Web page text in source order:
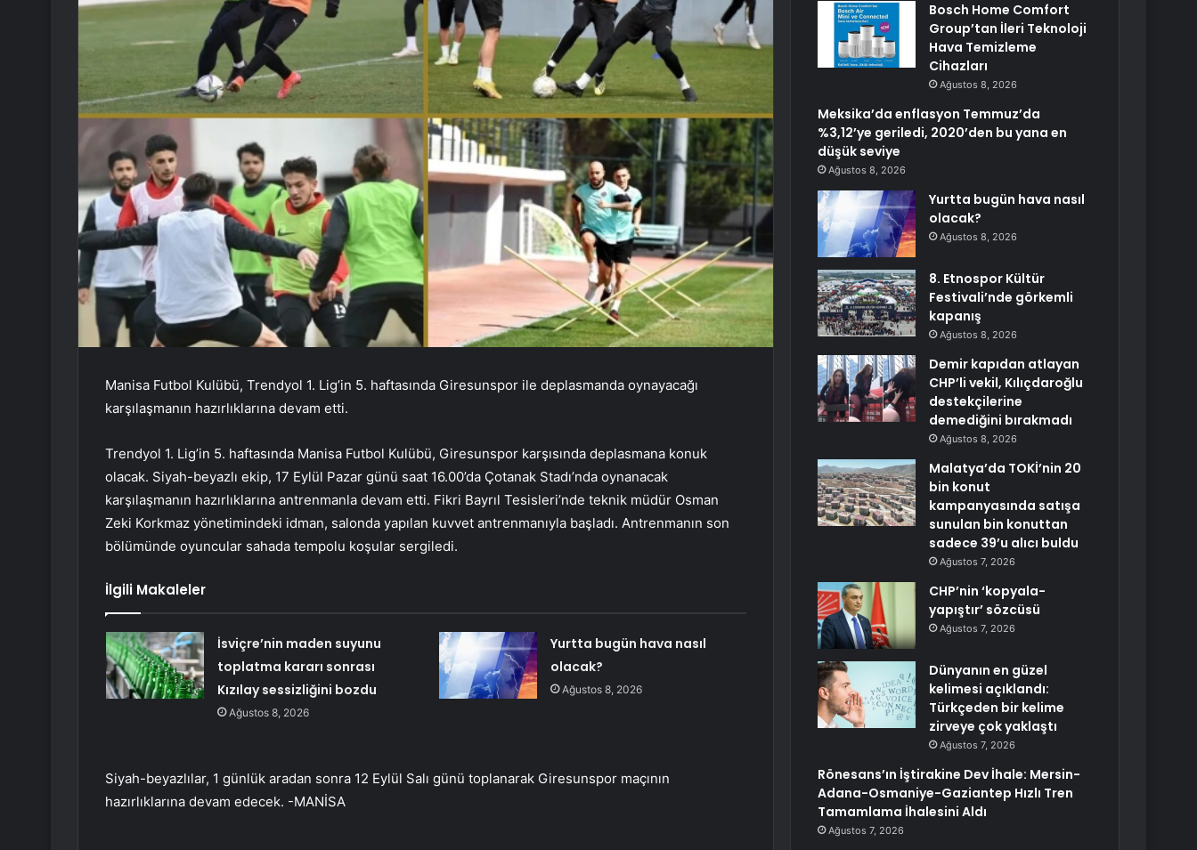
Manisa Futbol Kulübü, Trendyol 1. Lig’in 5. haftasında Giresunspor ile deplasmanda oynayacağı
karşılaşmanın hazırlıklarına devam etti.
Trendyol 1. Lig’in 5. haftasında Manisa Futbol Kulübü, Giresunspor karşısında deplasmana konuk
olacak. Siyah-beyazlı ekip, 17 Eylül Pazar günü saat 16.00’da Çotanak Stadı’nda oynanacak
karşılaşmanın hazırlıklarına antrenmanla devam etti. Fikri Bayrıl Tesisleri’nde teknik müdür Osman
Zeki Korkmaz yönetimindeki idman, salonda yapılan kuvvet antrenmanıyla başladı. Antrenmanın son
bölümünde oyuncular sahada tempolu koşular sergiledi.
İlgili Makaleler
İsviçre’nin maden suyunu
toplatma kararı sonrası
Kızılay sessizliğini bozdu
Ağustos 8, 2026
Yurtta bugün hava nasıl
olacak?
Ağustos 8, 2026
Siyah-beyazlılar, 1 günlük aradan sonra 12 Eylül Salı günü toplanarak Giresunspor maçının
hazırlıklarına devam edecek. -MANİSA
Bosch Home Comfort
Group’tan İleri Teknoloji
Hava Temizleme
Cihazları
Ağustos 8, 2026
Meksika’da enflasyon Temmuz’da
%3,12’ye geriledi, 2020’den bu yana en
düşük seviye
Ağustos 8, 2026
Yurtta bugün hava nasıl
olacak?
Ağustos 8, 2026
8. Etnospor Kültür
Festivali’nde görkemli
kapanış
Ağustos 8, 2026
Demir kapıdan atlayan
CHP’li vekil, Kılıçdaroğlu
destekçilerine
demediğini bırakmadı
Ağustos 8, 2026
Malatya’da TOKİ’nin 20
bin konut
kampanyasında satışa
sunulan bin konuttan
sadece 39’u alıcı buldu
Ağustos 7, 2026
CHP’nin ‘kopyala-
yapıştır’ sözcüsü
Ağustos 7, 2026
Dünyanın en güzel
kelimesi açıklandı:
Türkçeden bir kelime
zirveye çok yaklaştı
Ağustos 7, 2026
Rönesans’ın İştirakine Dev İhale: Mersin-
Adana-Osmaniye-Gaziantep Hızlı Tren
Tamamlama İhalesini Aldı
Ağustos 7, 2026